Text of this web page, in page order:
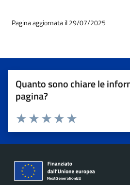
Pagina aggiornata il 29/07/2025
Quanto sono chiare le
pagina?
Valuta 5 stelle su 5
Valuta 4 stelle su 5
Valuta 3 stelle su 5
Valuta 2 stelle su 5
Valuta 1 stelle su 5